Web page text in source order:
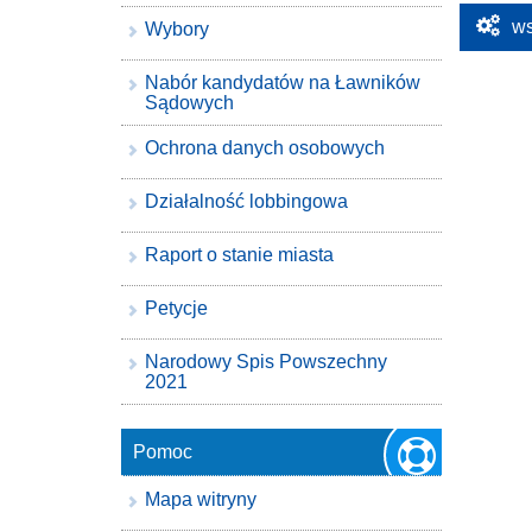
Wybory
Nabór kandydatów na Ławników
Sądowych
Ochrona danych osobowych
Działalność lobbingowa
Raport o stanie miasta
Petycje
Narodowy Spis Powszechny
2021
Pomoc
Mapa witryny